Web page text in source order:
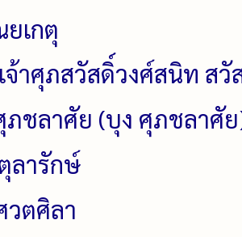
เกตุ
จ้าศุภสวัสดิ์วงศ์สนิท สวั
ภชลาศัย (บุง ศุภชลาศั
ลารักษ์
วตศิลา